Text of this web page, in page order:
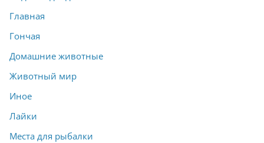
Главная
Гончая
Домашние животные
Животный мир
Иное
Лайки
Места для рыбалки